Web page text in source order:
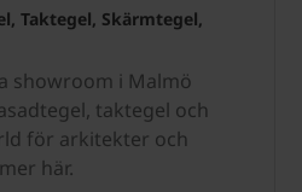
Taktegel, Skärmtegel,
showroom i Malmö
taktegel och
för arkitekter och
här.